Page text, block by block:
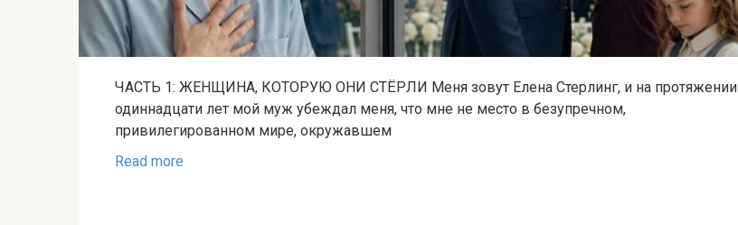
ЧАСТЬ 1: ЖЕНЩИНА, КОТОРУЮ ОНИ СТЁРЛИ Меня зовут Елена Стерлинг, и на протяжении
одиннадцати лет мой муж убеждал меня, что мне не место в безупречном,
привилегированном мире, окружавшем
Read more